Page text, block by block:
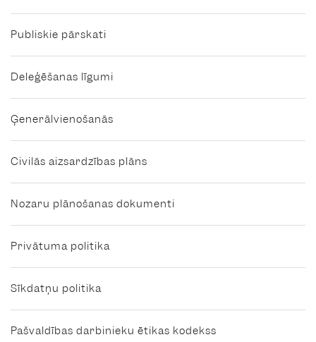
Publiskie pārskati
Deleģēšanas līgumi
Ģenerālvienošanās
Civilās aizsardzības plāns
Nozaru plānošanas dokumenti
Privātuma politika
Sīkdatņu politika
Pašvaldības darbinieku ētikas kodekss